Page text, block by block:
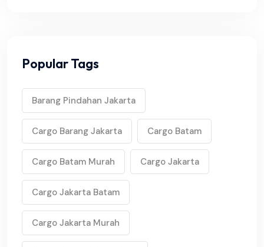
Popular Tags
Barang Pindahan Jakarta
Cargo Barang Jakarta Cargo Batam
Cargo Batam Murah Cargo Jakarta
Cargo Jakarta Batam
Cargo Jakarta Murah